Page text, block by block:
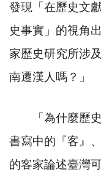
發現「在歷史文
史事實」的視角
家歷史研究所涉
南遷漢人嗎？」
「為什麼歷史
書寫中的『客』
的客家論述臺灣